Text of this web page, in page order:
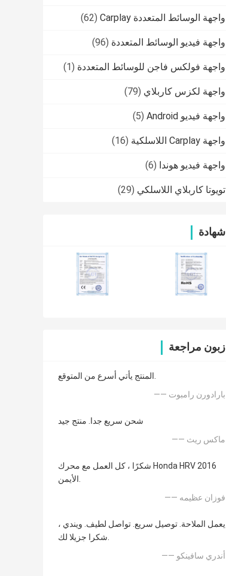
واجهة الوسائط المتعددة Carplay (62)
واجهة فيديو الوسائط المتعددة (96)
واجهة فولكس فاجن للوسائط المتعددة (1)
واجهة لكزس كاربلاي (79)
واجهة فيديو Android (5)
واجهة Carplay اللاسلكية (16)
واجهة فيديو هوندا (6)
تويوتا كاربلاي اللاسلكي (29)
شهادة
زبون مراجعة
المنتج يأتي أسرع من المتوقع.
—— بارادورن رامبوت
شحن سريع جدا. منتج جيد
—— ماكس ريث
شكرًا ، كل العمل مع محرك Honda HRV 2016
الأيمن.
—— فوزان عظيمه
يعمل الملاحة. توصيل سريع. تواصل لطيف. ويندي ،
شكرا جزيلا لك.
—— أندري سافينكو